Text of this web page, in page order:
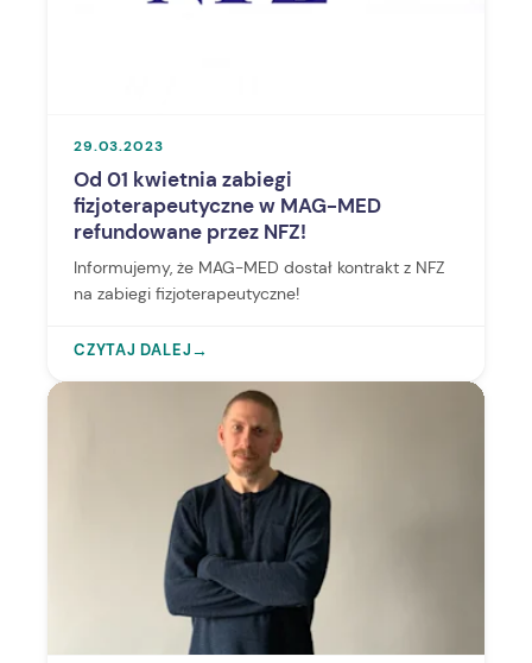
29.03.2023
Od 01 kwietnia zabiegi
fizjoterapeutyczne w MAG-MED
refundowane przez NFZ!
Informujemy, że MAG-MED dostał kontrakt z NFZ
na zabiegi fizjoterapeutyczne!
CZYTAJ DALEJ→